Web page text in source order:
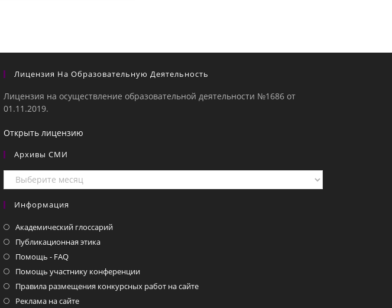
Лицензия На Образовательную Деятельность
Лицензия на осуществление образовательной деятельности №1686 от
01.11.2019.
Открыть лицензию
Архивы СМИ
Архивы
СМИ
Информация
Академический глоссарий
Публикационная этика
Помощь - FAQ
Помощь участнику конференции
Правила размещения конкурсных работ на сайте
Реклама на сайте